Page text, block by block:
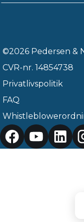
©2026 Pedersen &
CVR-nr. 14854738
Privatlivspolitik
FAQ